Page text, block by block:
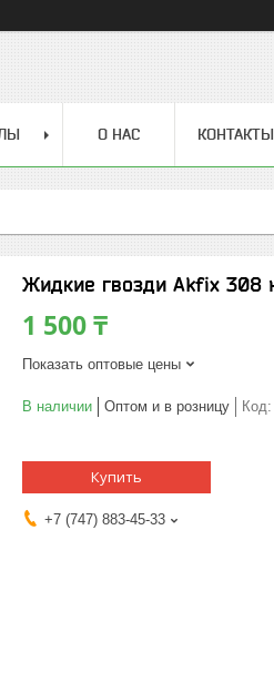
О НАС КОНТАКТЫ
Жидкие гвозди Akfix 308
1 500 ₸
Показать оптовые цены
В наличии Оптом и в розницу Код:
Купить
+7 (747) 883-45-33